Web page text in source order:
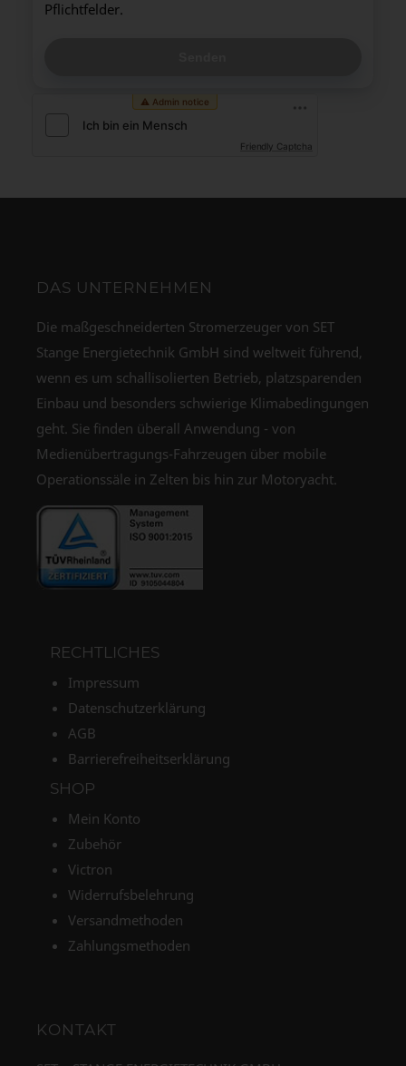
Pflichtfelder.
Friendly Captcha
DAS UNTERNEHMEN
Die maßgeschneiderten Stromerzeuger von SET
Stange Energietechnik GmbH sind weltweit führend,
wenn es um schallisolierten Betrieb, platzsparenden
Einbau und besonders schwierige Klimabedingungen
geht. Sie finden überall Anwendung - von
Medienübertragungs-Fahrzeugen über mobile
Operationssäle in Zelten bis hin zur Motoryacht.
RECHTLICHES
Impressum
Datenschutzerklärung
AGB
Barrierefreiheitserklärung
SHOP
Mein Konto
Zubehör
Victron
Widerrufsbelehrung
Versandmethoden
Zahlungsmethoden
KONTAKT